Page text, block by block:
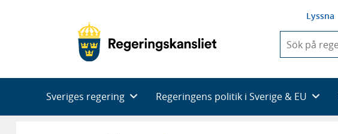
Lyssna
du
skriva
framträder
en
Sveriges regering Regeringens politik i Sverige & EU